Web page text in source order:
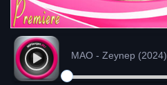
MAO - Zeynep (2024)